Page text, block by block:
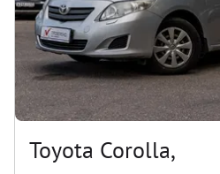
Toyota Corolla,